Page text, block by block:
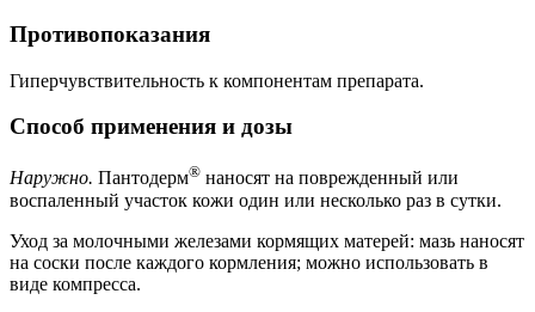
Противопоказания
Гиперчувствительность к компонентам препарата.
Способ применения и дозы
Наружно. Пантодерм® наносят на поврежденный или
воспаленный участок кожи один или несколько раз в сутки.
Уход за молочными железами кормящих матерей: мазь наносят
на соски после каждого кормления; можно использовать в
виде компресса.